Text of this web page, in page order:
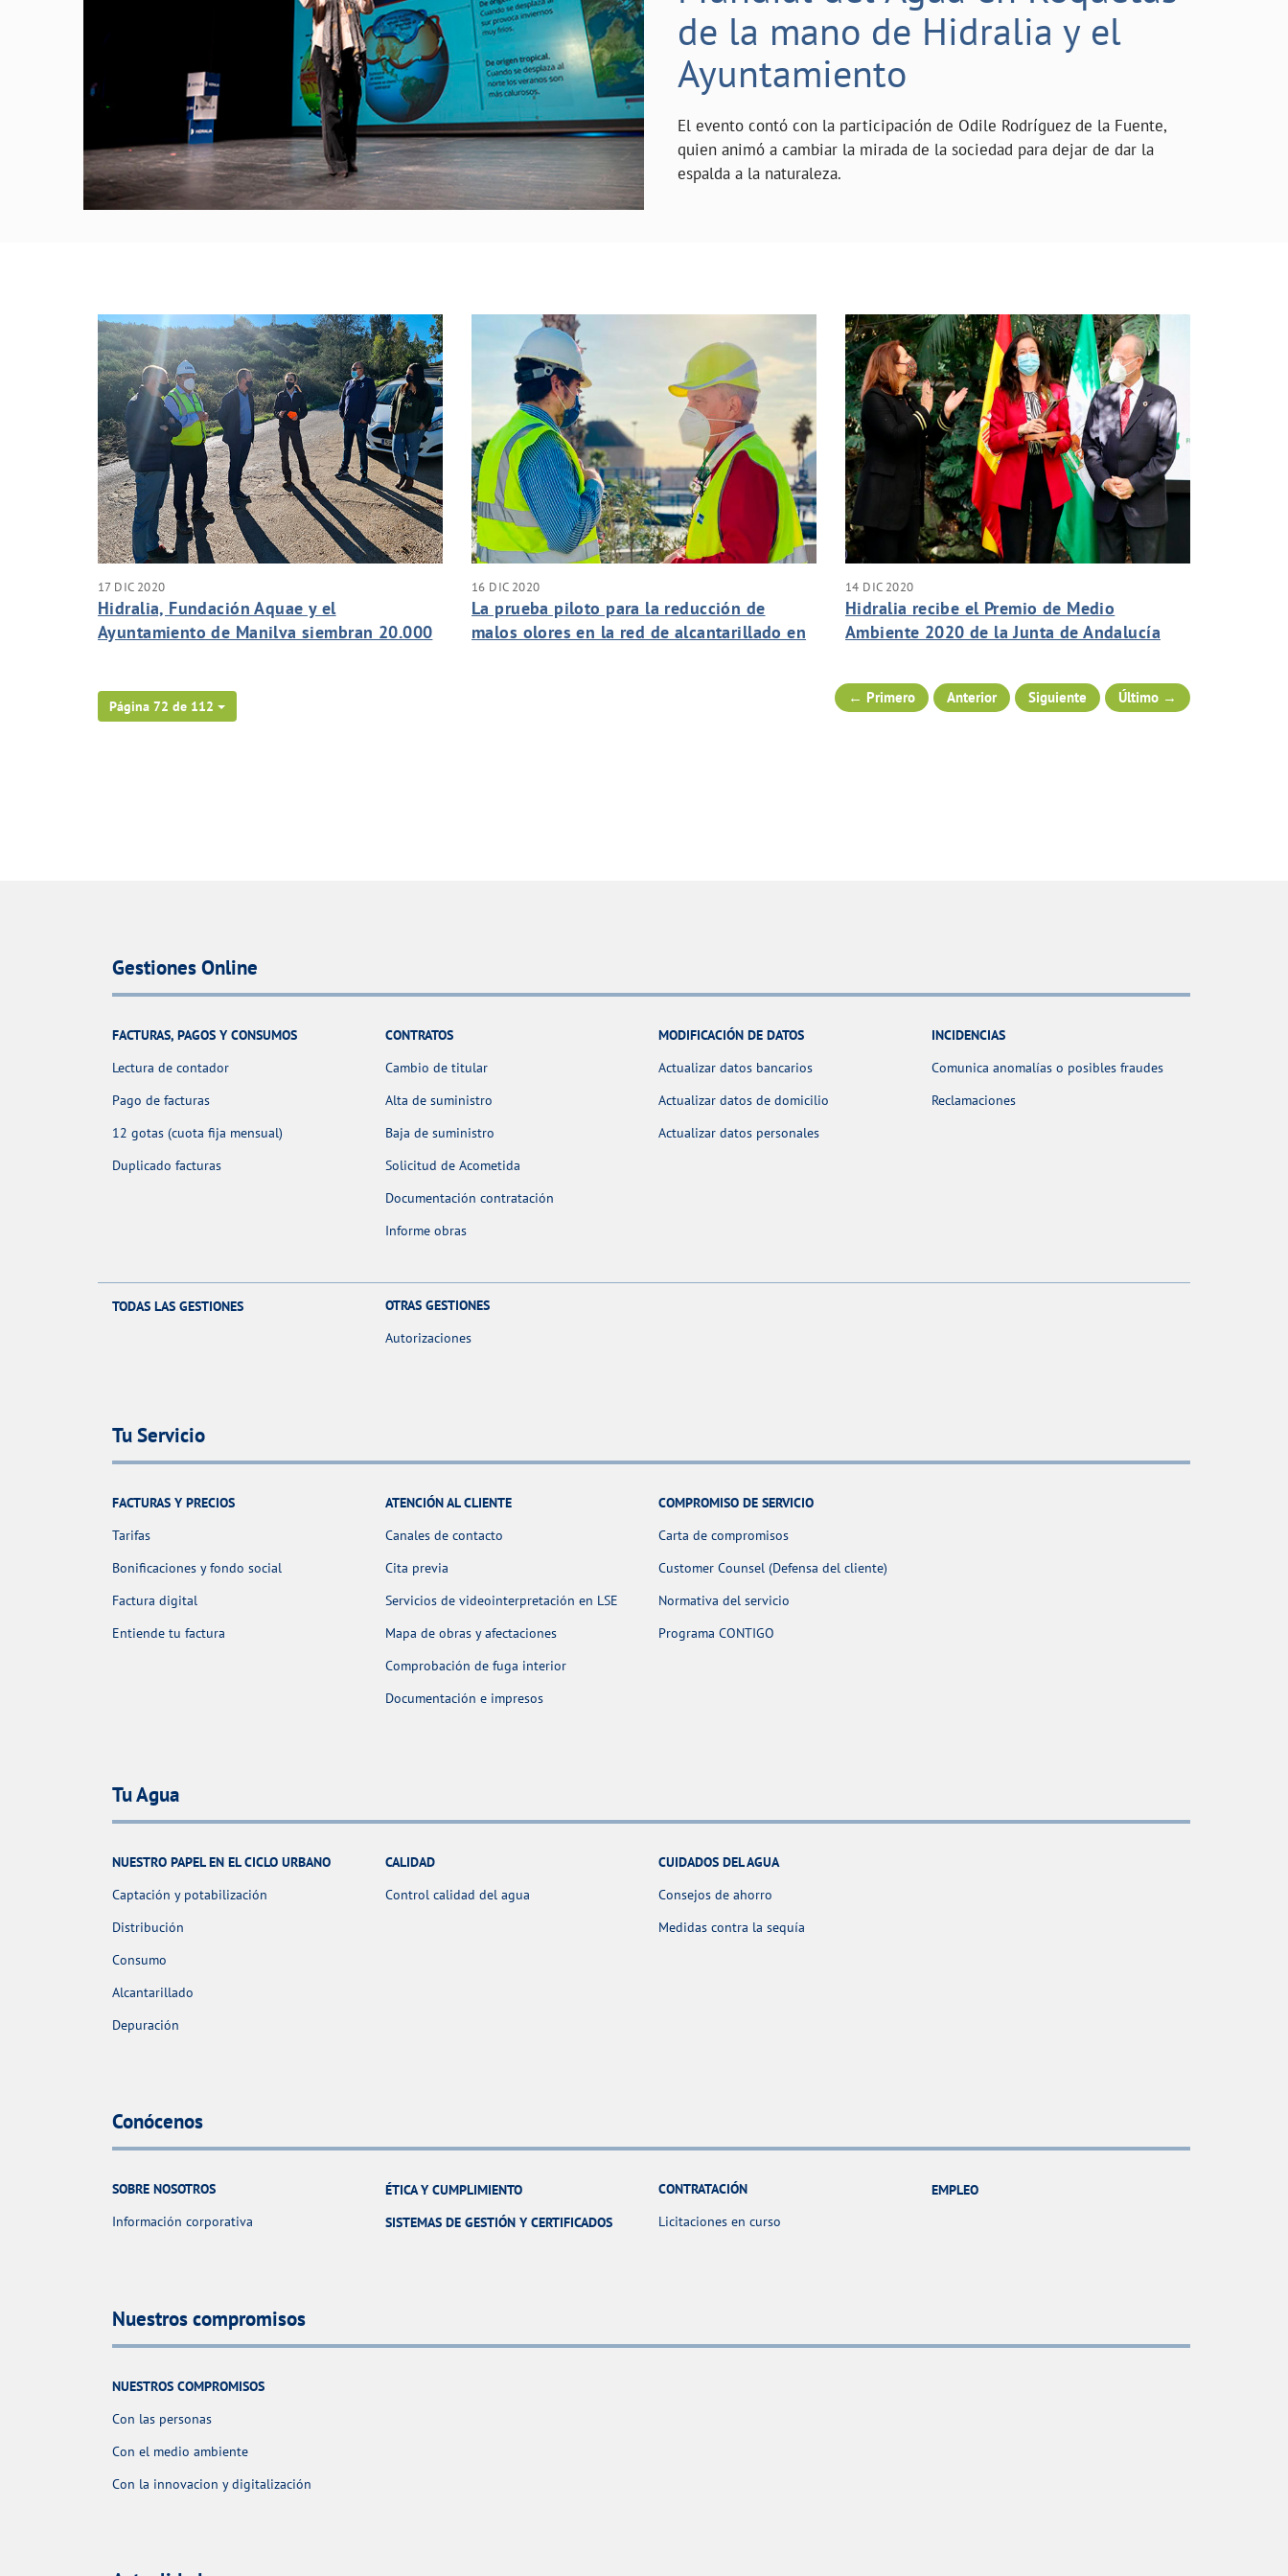
de la mano de Hidralia y el
Ayuntamiento
El evento contó con la participación de Odile Rodríguez de la Fuente,
quien animó a cambiar la mirada de la sociedad para dejar de dar la
espalda a la naturaleza.
17 DIC 2020
Hidralia, Fundación Aquae y el
Ayuntamiento de Manilva siembran 20.000
16 DIC 2020
La prueba piloto para la reducción de
malos olores en la red de alcantarillado en
14 DIC 2020
Hidralia recibe el Premio de Medio
Ambiente 2020 de la Junta de Andalucía
Página 72 de 112
← Primero Anterior Siguiente Último →
Gestiones Online
FACTURAS, PAGOS Y CONSUMOS
Lectura de contador
Pago de facturas
12 gotas (cuota fija mensual)
Duplicado facturas
CONTRATOS
Cambio de titular
Alta de suministro
Baja de suministro
Solicitud de Acometida
Documentación contratación
Informe obras
MODIFICACIÓN DE DATOS
Actualizar datos bancarios
Actualizar datos de domicilio
Actualizar datos personales
INCIDENCIAS
Comunica anomalías o posibles fraudes
Reclamaciones
TODAS LAS GESTIONES
OTRAS GESTIONES
Autorizaciones
Tu Servicio
FACTURAS Y PRECIOS
Tarifas
Bonificaciones y fondo social
Factura digital
Entiende tu factura
ATENCIÓN AL CLIENTE
Canales de contacto
Cita previa
Servicios de videointerpretación en LSE
Mapa de obras y afectaciones
Comprobación de fuga interior
Documentación e impresos
COMPROMISO DE SERVICIO
Carta de compromisos
Customer Counsel (Defensa del cliente)
Normativa del servicio
Programa CONTIGO
Tu Agua
NUESTRO PAPEL EN EL CICLO URBANO
Captación y potabilización
Distribución
Consumo
Alcantarillado
Depuración
CALIDAD
Control calidad del agua
CUIDADOS DEL AGUA
Consejos de ahorro
Medidas contra la sequía
Conócenos
SOBRE NOSOTROS
Información corporativa
ÉTICA Y CUMPLIMIENTO
SISTEMAS DE GESTIÓN Y CERTIFICADOS
CONTRATACIÓN
Licitaciones en curso
EMPLEO
Nuestros compromisos
NUESTROS COMPROMISOS
Con las personas
Con el medio ambiente
Con la innovacion y digitalización